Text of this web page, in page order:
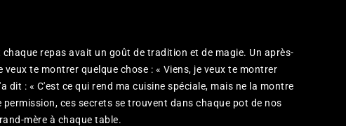
repas avait un goût de tradition et de magie. Un après-
te montrer quelque chose : « Viens, je veux te montrer
: « C'est ce qui rend ma cuisine spéciale, mais ne la montre
ces secrets se trouvent dans chaque pot de nos
mère à chaque table.